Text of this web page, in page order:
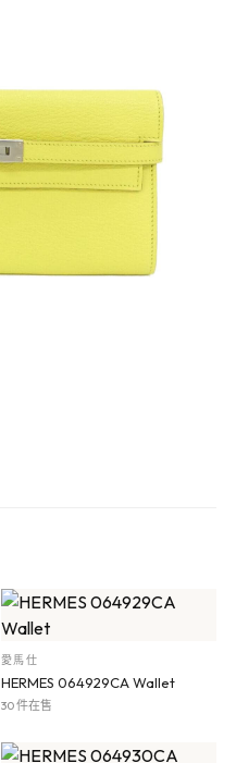
愛馬仕
HERMES 064929CA Wallet
30 件在售